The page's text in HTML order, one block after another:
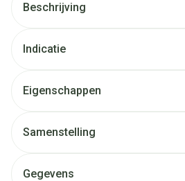
Beschrijving
Indicatie
Eigenschappen
Samenstelling
Gegevens